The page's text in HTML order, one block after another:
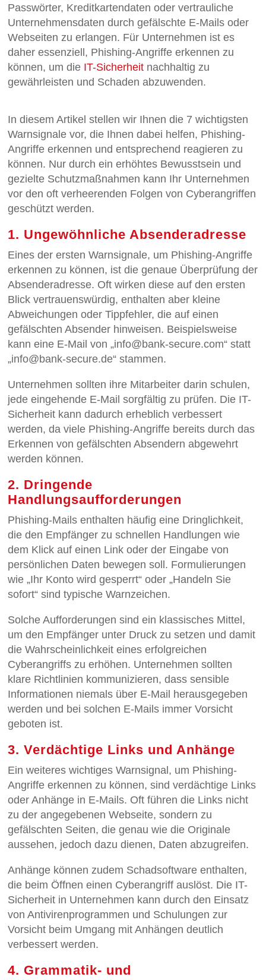
Passwörter, Kreditkartendaten oder vertrauliche
Unternehmensdaten durch gefälschte E-Mails oder
Webseiten zu erlangen. Für Unternehmen ist es
daher essenziell, Phishing-Angriffe erkennen zu
können, um die IT-Sicherheit nachhaltig zu
gewährleisten und Schaden abzuwenden.
In diesem Artikel stellen wir Ihnen die 7 wichtigsten
Warnsignale vor, die Ihnen dabei helfen, Phishing-
Angriffe erkennen und entsprechend reagieren zu
können. Nur durch ein erhöhtes Bewusstsein und
gezielte Schutzmaßnahmen kann Ihr Unternehmen
vor den oft verheerenden Folgen von Cyberangriffen
geschützt werden.
1. Ungewöhnliche Absenderadresse
Eines der ersten Warnsignale, um Phishing-Angriffe
erkennen zu können, ist die genaue Überprüfung der
Absenderadresse. Oft wirken diese auf den ersten
Blick vertrauenswürdig, enthalten aber kleine
Abweichungen oder Tippfehler, die auf einen
gefälschten Absender hinweisen. Beispielsweise
kann eine E-Mail von „info@bank-secure.com“ statt
„info@bank-secure.de“ stammen.
Unternehmen sollten ihre Mitarbeiter darin schulen,
jede eingehende E-Mail sorgfältig zu prüfen. Die IT-
Sicherheit kann dadurch erheblich verbessert
werden, da viele Phishing-Angriffe bereits durch das
Erkennen von gefälschten Absendern abgewehrt
werden können.
2. Dringende
Handlungsaufforderungen
Phishing-Mails enthalten häufig eine Dringlichkeit,
die den Empfänger zu schnellen Handlungen wie
dem Klick auf einen Link oder der Eingabe von
persönlichen Daten bewegen soll. Formulierungen
wie „Ihr Konto wird gesperrt“ oder „Handeln Sie
sofort“ sind typische Warnzeichen.
Solche Aufforderungen sind ein klassisches Mittel,
um den Empfänger unter Druck zu setzen und damit
die Wahrscheinlichkeit eines erfolgreichen
Cyberangriffs zu erhöhen. Unternehmen sollten
klare Richtlinien kommunizieren, dass sensible
Informationen niemals über E-Mail herausgegeben
werden und bei solchen E-Mails immer Vorsicht
geboten ist.
3. Verdächtige Links und Anhänge
Ein weiteres wichtiges Warnsignal, um Phishing-
Angriffe erkennen zu können, sind verdächtige Links
oder Anhänge in E-Mails. Oft führen die Links nicht
zu der angegebenen Webseite, sondern zu
gefälschten Seiten, die genau wie die Originale
aussehen, jedoch dazu dienen, Daten abzugreifen.
Anhänge können zudem Schadsoftware enthalten,
die beim Öffnen einen Cyberangriff auslöst. Die IT-
Sicherheit in Unternehmen kann durch den Einsatz
von Antivirenprogrammen und Schulungen zur
Vorsicht beim Umgang mit Anhängen deutlich
verbessert werden.
4. Grammatik- und